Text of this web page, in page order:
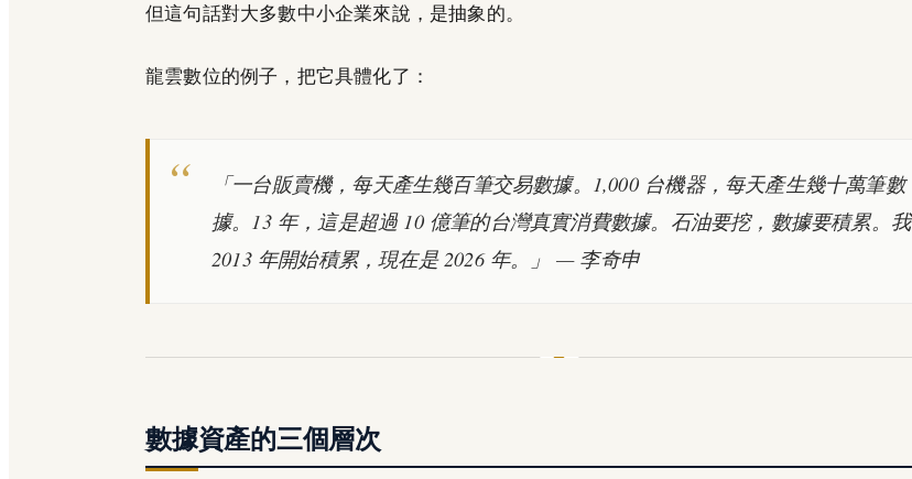
但這句話對大多數中小企業來說，是抽象的。
龍雲數位的例子，把它具體化了：
「一台販賣機，每天產生幾百筆交易數據。1,000 台機器，每天產生幾十萬筆數
據。13 年，這是超過 10 億筆的台灣真實消費數據。石油要挖，數據要積累。我
2013 年開始積累，現在是 2026 年。」 — 李奇申
數據資產的三個層次